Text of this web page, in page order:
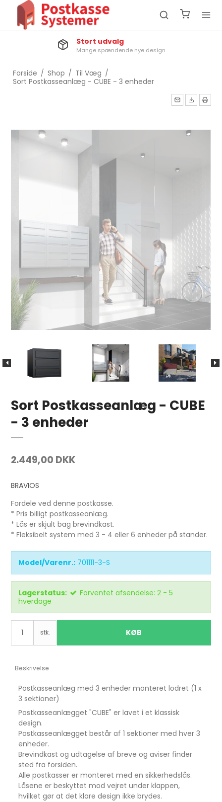
Stort udvalg
Mange spændende nye design
Forside / Shop / Til Væg /
Sort Postkasseanlæg - CUBE - 3 enheder
Sort Postkasseanlæg - CUBE
- 3 enheder
2.449,00 DKK
BRAVIOS
Fordele ved denne postkasse.
* Pris billigt postkasseanlæg.
* Lås er skjult bag brevindkast.
* Fleksibelt system med 3 - 4 eller 6 enheder på stander.
Model/Varenr.: 701111-3-S
Lagerstatus:
Forventet afsendelse: 2 - 5
hverdage
stk. KØB
Beskrivelse
Postkasseanlæg med 3 enheder monteret lodret (1 x
3 sektioner)
Postkasseanlægget "CUBE" er lavet i et klassisk
design.
Postkasseanlægget består af 1 sektioner med hver 3
enheder.
Brevindkast og udtagelse af breve og aviser finder
sted fra forsiden.
Alle postkasser er monteret med en sikkerhedslås.
Låsene er beskyttet mod vejret under klappen,
hvilket gør at det klare design ikke brydes.